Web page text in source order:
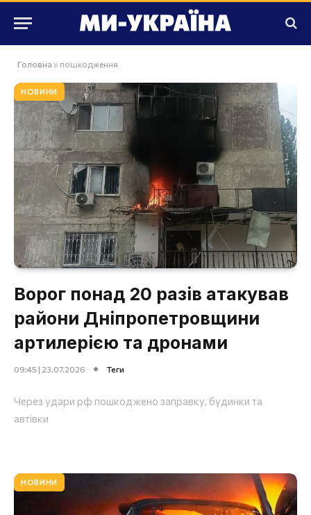
Головна » пошкодження
НОВИНИ
Ворог понад 20 разів атакував
райони Дніпропетровщини
артилерією та дронами
09:45 | 23.07.2026 Теги
Через удари рф пошкоджено заправку, будинки та
автівки
НОВИНИ